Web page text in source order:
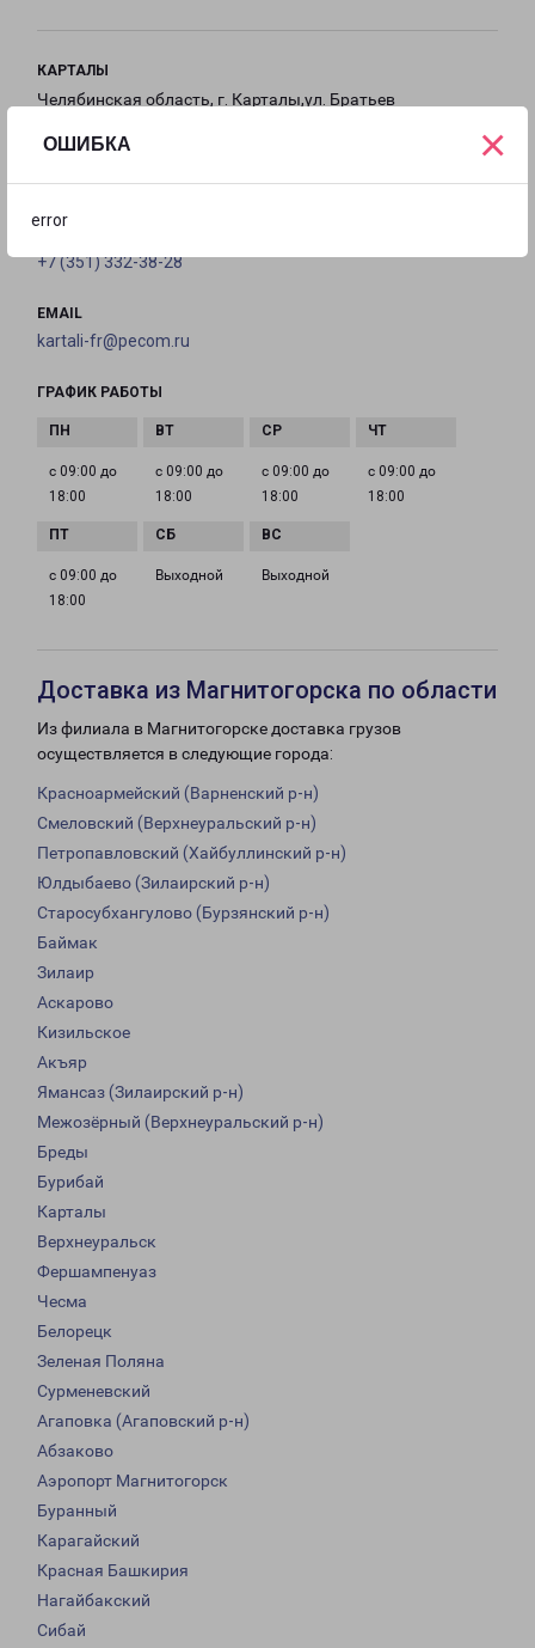
ОШИБКА
error
×
КАРТАЛЫ
Челябинская область, г. Карталы,ул. Братьев
на карте
+7 (351) 332-38-28
EMAIL
kartali-fr@pecom.ru
ГРАФИК РАБОТЫ
с 09:00 до
18:00
с 09:00 до
18:00
с 09:00 до
18:00
с 09:00 до
18:00
с 09:00 до
18:00
Выходной Выходной
Доставка из Магнитогорска по области
Из филиала в Магнитогорске доставка грузов
осуществляется в следующие города:
Красноармейский (Варненский р-н)
Смеловский (Верхнеуральский р-н)
Петропавловский (Хайбуллинский р-н)
Юлдыбаево (Зилаирский р-н)
Старосубхангулово (Бурзянский р-н)
Баймак
Зилаир
Аскарово
Кизильское
Акъяр
Ямансаз (Зилаирский р-н)
Межозёрный (Верхнеуральский р-н)
Бреды
Бурибай
Карталы
Верхнеуральск
Фершампенуаз
Чесма
Белорецк
Зеленая Поляна
Сурменевский
Агаповка (Агаповский р-н)
Абзаково
Аэропорт Магнитогорск
Буранный
Карагайский
Красная Башкирия
Нагайбакский
Сибай